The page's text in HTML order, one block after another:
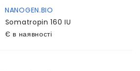
NANOGEN.BIO
Somatropin 160 IU
Є в наявності